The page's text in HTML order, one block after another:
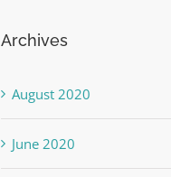
Archives
August 2020
June 2020